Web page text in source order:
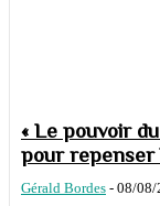
« Le pouvoir
pour repenser
Gérald Bordes - 08/08/